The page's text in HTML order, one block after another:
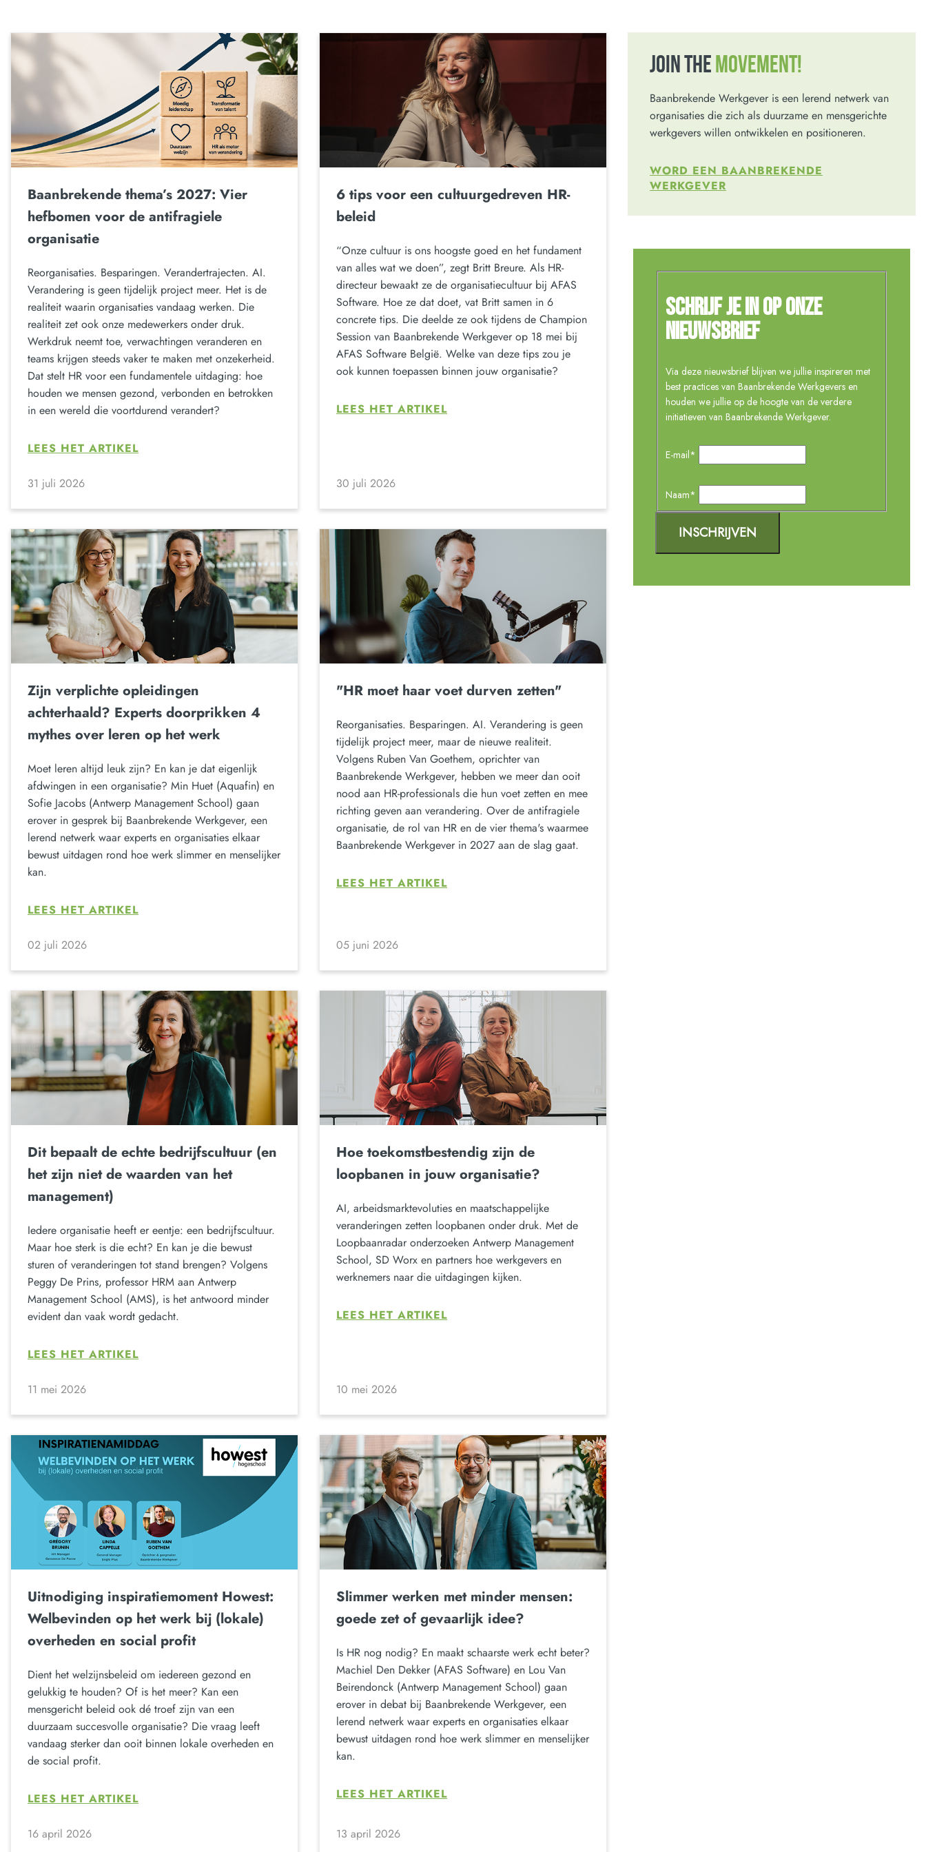
Baanbrekende thema’s 2027: Vier
hefbomen voor de antifragiele
organisatie
Reorganisaties. Besparingen. Verandertrajecten. AI.
Verandering is geen tijdelijk project meer. Het is de
realiteit waarin organisaties vandaag werken. Die
realiteit zet ook onze medewerkers onder druk.
Werkdruk neemt toe, verwachtingen veranderen en
teams krijgen steeds vaker te maken met onzekerheid.
Dat stelt HR voor een fundamentele uitdaging: hoe
houden we mensen gezond, verbonden en betrokken
in een wereld die voortdurend verandert?
LEES HET ARTIKEL
31 juli 2026
6 tips voor een cultuurgedreven HR-
beleid
“Onze cultuur is ons hoogste goed en het fundament
van alles wat we doen”, zegt Britt Breure. Als HR-
directeur bewaakt ze de organisatiecultuur bij AFAS
Software. Hoe ze dat doet, vat Britt samen in 6
concrete tips. Die deelde ze ook tijdens de Champion
Session van Baanbrekende Werkgever op 18 mei bij
AFAS Software België. Welke van deze tips zou je
ook kunnen toepassen binnen jouw organisatie?
LEES HET ARTIKEL
30 juli 2026
Zijn verplichte opleidingen
achterhaald? Experts doorprikken 4
mythes over leren op het werk
Moet leren altijd leuk zijn? En kan je dat eigenlijk
afdwingen in een organisatie? Min Huet (Aquafin) en
Sofie Jacobs (Antwerp Management School) gaan
erover in gesprek bij Baanbrekende Werkgever, een
lerend netwerk waar experts en organisaties elkaar
bewust uitdagen rond hoe werk slimmer en menselijker
kan.
LEES HET ARTIKEL
02 juli 2026
"HR moet haar voet durven zetten"
Reorganisaties. Besparingen. AI. Verandering is geen
tijdelijk project meer, maar de nieuwe realiteit.
Volgens Ruben Van Goethem, oprichter van
Baanbrekende Werkgever, hebben we meer dan ooit
nood aan HR-professionals die hun voet zetten en mee
richting geven aan verandering. Over de antifragiele
organisatie, de rol van HR en de vier thema's waarmee
Baanbrekende Werkgever in 2027 aan de slag gaat.
LEES HET ARTIKEL
05 juni 2026
Dit bepaalt de echte bedrijfscultuur (en
het zijn niet de waarden van het
management)
Iedere organisatie heeft er eentje: een bedrijfscultuur.
Maar hoe sterk is die echt? En kan je die bewust
sturen of veranderingen tot stand brengen? Volgens
Peggy De Prins, professor HRM aan Antwerp
Management School (AMS), is het antwoord minder
evident dan vaak wordt gedacht.
LEES HET ARTIKEL
11 mei 2026
Hoe toekomstbestendig zijn de
loopbanen in jouw organisatie?
AI, arbeidsmarktevoluties en maatschappelijke
veranderingen zetten loopbanen onder druk. Met de
Loopbaanradar onderzoeken Antwerp Management
School, SD Worx en partners hoe werkgevers en
werknemers naar die uitdagingen kijken.
LEES HET ARTIKEL
10 mei 2026
Uitnodiging inspiratiemoment Howest:
Welbevinden op het werk bij (lokale)
overheden en social profit
Dient het welzijnsbeleid om iedereen gezond en
gelukkig te houden? Of is het meer? Kan een
mensgericht beleid ook dé troef zijn van een
duurzaam succesvolle organisatie? Die vraag leeft
vandaag sterker dan ooit binnen lokale overheden en
de social profit.
LEES HET ARTIKEL
16 april 2026
Slimmer werken met minder mensen:
goede zet of gevaarlijk idee?
Is HR nog nodig? En maakt schaarste werk echt beter?
Machiel Den Dekker (AFAS Software) en Lou Van
Beirendonck (Antwerp Management School) gaan
erover in debat bij Baanbrekende Werkgever, een
lerend netwerk waar experts en organisaties elkaar
bewust uitdagen rond hoe werk slimmer en menselijker
kan.
LEES HET ARTIKEL
13 april 2026
JOIN THE MOVEMENT!
Baanbrekende Werkgever is een lerend netwerk van
organisaties die zich als duurzame en mensgerichte
werkgevers willen ontwikkelen en positioneren.
WORD EEN BAANBREKENDE
WERKGEVER